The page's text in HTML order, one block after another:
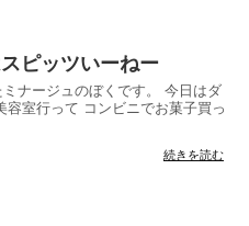
ピッツいーねー
ナージュのぼくです。 今日はダ
容室行って コンビニでお菓子買っ
続きを読む